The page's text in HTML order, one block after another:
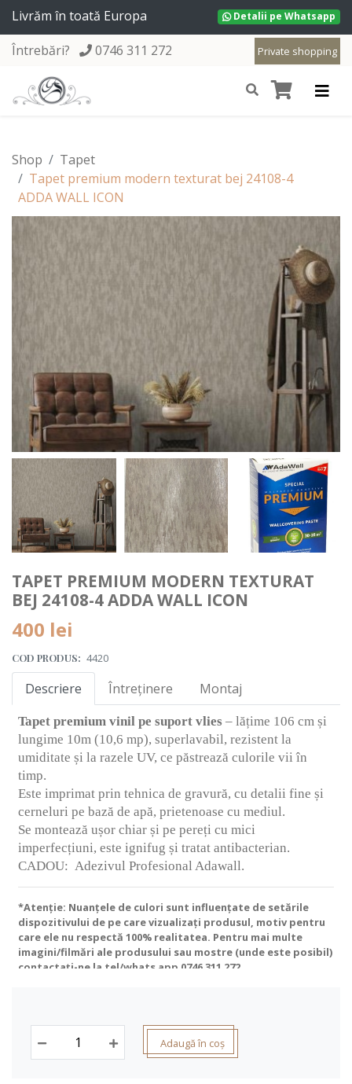
Livrăm în toată Europa Detalii pe Whatsapp
Private shopping
Întrebări? 0746 311 272
Shop
Tapet
Tapet premium modern texturat bej 24108-4
ADDA WALL ICON
TAPET PREMIUM MODERN TEXTURAT
BEJ 24108-4 ADDA WALL ICON
400 lei
COD PRODUS: 4420
Descriere Întreținere Montaj
Tapet premium vinil pe suport vlies – lățime 106 cm și
lungime 10m (10,6 mp), superlavabil, rezistent la
umiditate și la razele UV, ce păstrează culorile vii în
timp.
Este imprimat prin tehnica de gravură, cu detalii fine și
cerneluri pe bază de apă, prietenoase cu mediul.
Se montează ușor chiar și pe pereți cu mici
imperfecțiuni, este ignifug și tratat antibacterian.
CADOU: Adezivul Profesional Adawall.
*Atenție: Nuanțele de culori sunt influențate de setările
dispozitivului de pe care vizualizați produsul, motiv pentru
care ele nu respectă 100% realitatea. Pentru mai multe
imagini/filmări ale produsului sau mostre (unde este posibil)
contactați-ne la tel/whats app 0746 311 272
Adaugă în coș